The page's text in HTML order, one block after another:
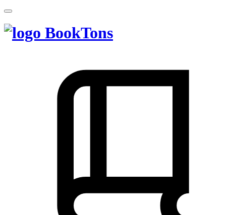
BookTons